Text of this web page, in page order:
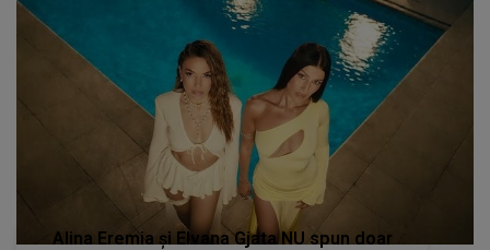
Alina Eremia și Elvana Gjata NU spun doar